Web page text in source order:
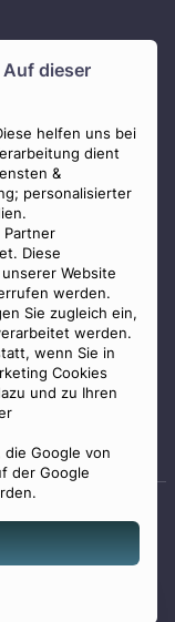
dieser
helfen uns bei
dient
&
personalisierter
Partner
Diese
Website
werden.
Sie zugleich ein,
werden.
wenn Sie in
Cookies
und zu Ihren
Google von
der Google